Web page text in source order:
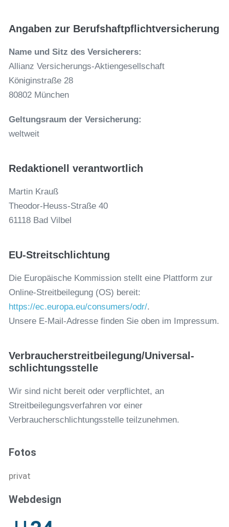
Angaben zur Berufs­haftpflicht­versicherung
Name und Sitz des Versicherers:
Alli­anz Ver­si­che­rungs-Akti­en­ge­sell­schaft
Königinstraße 28
80802 Mün­chen
Geltungsraum der Versicherung:
weltweit
Redaktionell verantwortlich
Martin Krauß
Theodor-Heuss-Straße 40
61118 Bad Vilbel
EU-Streitschlichtung
Die Europäische Kommission stellt eine Plattform zur
Online-Streitbeilegung (OS) bereit:
https://ec.europa.eu/consumers/odr/.
Unsere E-Mail-Adresse finden Sie oben im Impressum.
Verbraucher­streit­beilegung/Universal­
schlichtungs­stelle
Wir sind nicht bereit oder verpflichtet, an
Streitbeilegungsverfahren vor einer
Verbraucherschlichtungsstelle teilzunehmen.
Fotos
privat
Webdesign